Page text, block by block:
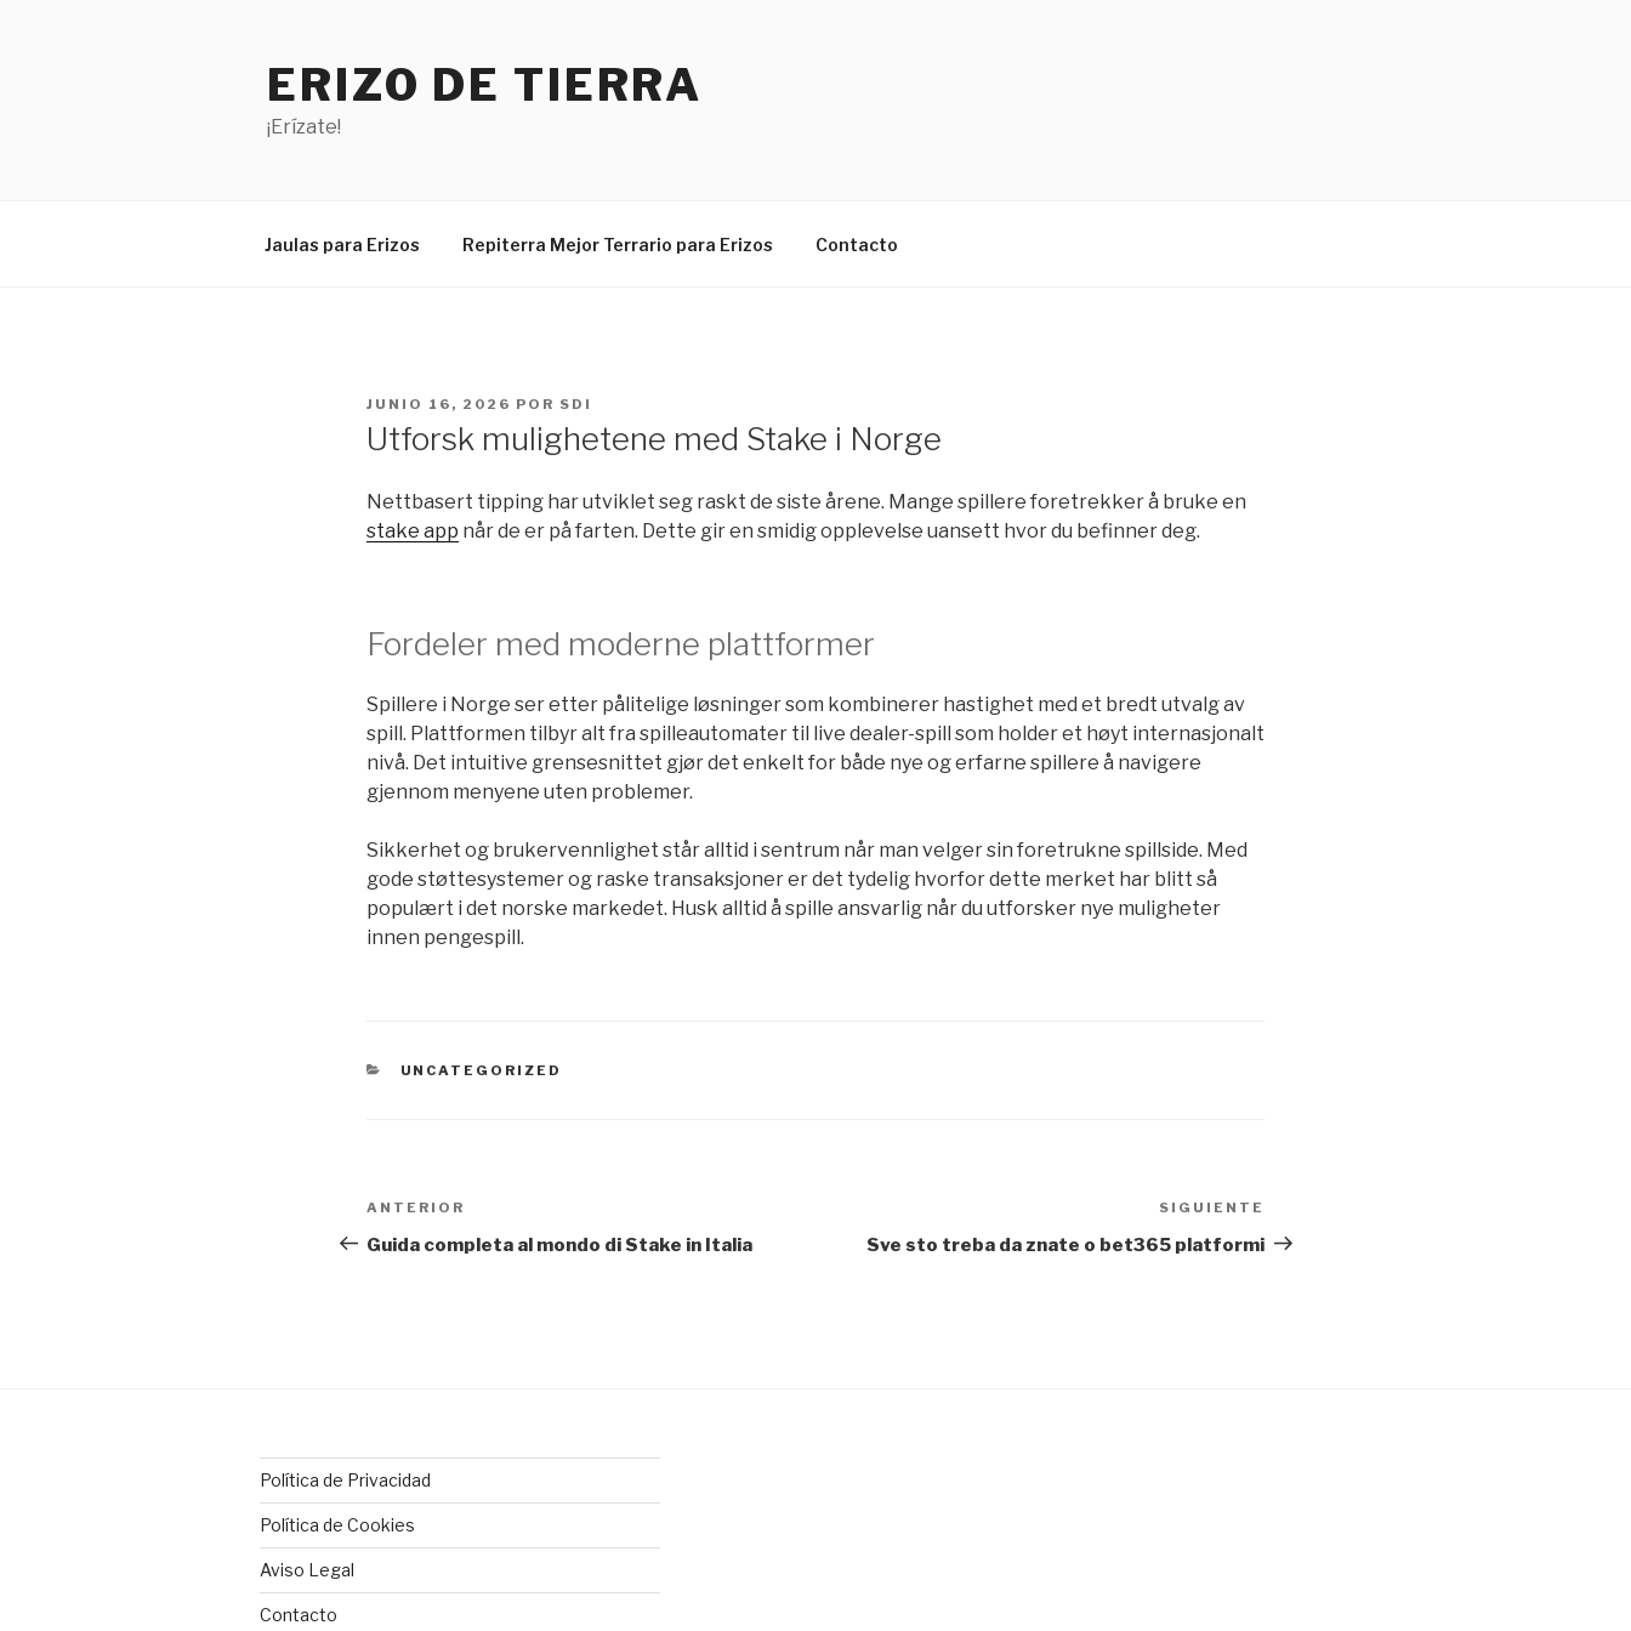
ERIZO DE TIERRA
¡Erízate!
Jaulas para Erizos Repiterra Mejor Terrario para Erizos Contacto
PUBLICADO
JUNIO 16, 2026 POR SDI
Utforsk mulighetene med Stake i Norge
Nettbasert tipping har utviklet seg raskt de siste årene. Mange spillere foretrekker å bruke en
stake app når de er på farten. Dette gir en smidig opplevelse uansett hvor du befinner deg.
Fordeler med moderne plattformer
Spillere i Norge ser etter pålitelige løsninger som kombinerer hastighet med et bredt utvalg av
spill. Plattformen tilbyr alt fra spilleautomater til live dealer-spill som holder et høyt internasjonalt
nivå. Det intuitive grensesnittet gjør det enkelt for både nye og erfarne spillere å navigere
gjennom menyene uten problemer.
Sikkerhet og brukervennlighet står alltid i sentrum når man velger sin foretrukne spillside. Med
gode støttesystemer og raske transaksjoner er det tydelig hvorfor dette merket har blitt så
populært i det norske markedet. Husk alltid å spille ansvarlig når du utforsker nye muligheter
innen pengespill.
CATEGORÍAS
UNCATEGORIZED
Navegación
de
Entrada
anterior:
ANTERIOR
Guida completa al mondo di Stake in Italia
entrada
SIGUIENTE
Sve sto treba da znate o bet365 platformi
Política de Privacidad
Política de Cookies
Aviso Legal
Contacto